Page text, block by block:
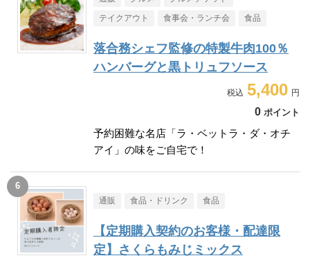
テイクアウト 食事会・ランチ会 食品
落合務シェフ監修の特製牛肉100％
ハンバーグと黒トリュフソース
5,400
0 ポイント
予約困難な名店「ラ・ベットラ・ダ・オチ
アイ」の味をご自宅で！
通販 食品・ドリンク 食品
【定期購入契約のお客様・配達限
定】さくらもみじミックス